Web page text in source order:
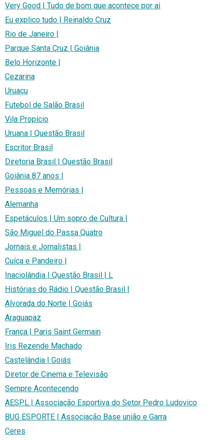
Very Good | Tudo de bom que acontece por ai
Eu explico tudo | Reinaldo Cruz
Rio de Janeiro |
Parque Santa Cruz | Goiânia
Belo Horizonte |
Cezarina
Uruaçu
Futebol de Salão Brasil
Vila Propício
Uruana | Questão Brasil
Escritor Brasil
Diretoria Brasil | Questão Brasil
Goiânia 87 anos |
Pessoas e Memórias |
Alemanha
Espetáculos | Um sopro de Cultura |
São Miguel do Passa Quatro
Jornais e Jornalistas |
Cuíca e Pandeiro |
Inaciolândia | Questão Brasil | L
Histórias do Rádio | Questão Brasil |
Alvorada do Norte | Goiás
Araguapaz
França | Paris Saint Germain
Iris Rezende Machado
Castelândia | Goiás
Diretor de Cinema e Televisão
Sempre Acontecendo
AESPL | Associação Esportiva do Setor Pedro Ludovico
BUG ESPORTE | Associação Base união e Garra
Ceres